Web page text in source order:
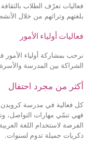
فعاليات تعرّف الطلاب
بلغتهم وتراثهم من خلال
فعاليات أولياء الأمور
نرحب بمشاركة أولياء الأمور
الشراكة بين المدرسة
أكثر من مجرد احتفال
كل فعالية في مدرسة كرويدن
فهي تنمّي مهارات التواصل،
الفرصة لاستخدام اللغة
ذكريات جميلة تدوم لسنوات.